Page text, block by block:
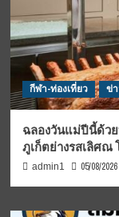
กีฬา-ท่องเที่ยว ข่
ฉลองวันแม่ปีนี้ด้ว
ภูเก็ตย่างรสเลิศณ
admin1 05/08/2026